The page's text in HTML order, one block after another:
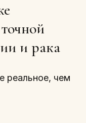
и рака
реальное, чем